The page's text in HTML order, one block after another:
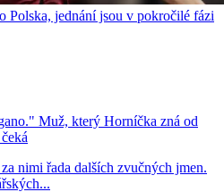
Polska, jednání jsou v pokročilé fázi
Muž, který Horníčka zná od
nimi řada dalších zvučných jmen.